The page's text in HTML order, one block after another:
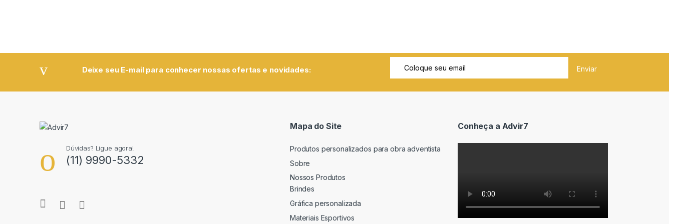
Deixe seu E-mail para conhecer nossas ofertas e novidades:
Dúvidas? Ligue agora!
(11) 9990-5332
Mapa do Site
Produtos personalizados para obra adventista
Sobre
Nossos Produtos
Brindes
Gráfica personalizada
Materiais Esportivos
Conheça a Advir7